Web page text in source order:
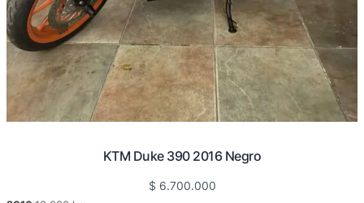
KTM Duke 390 2016 Negro
$ 6.700.000